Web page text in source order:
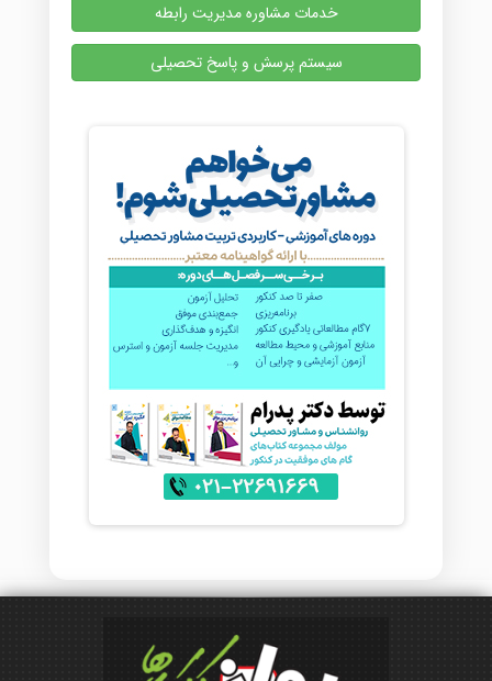
خدمات مشاوره مدیریت رابطه
سیستم پرسش و پاسخ تحصیلی